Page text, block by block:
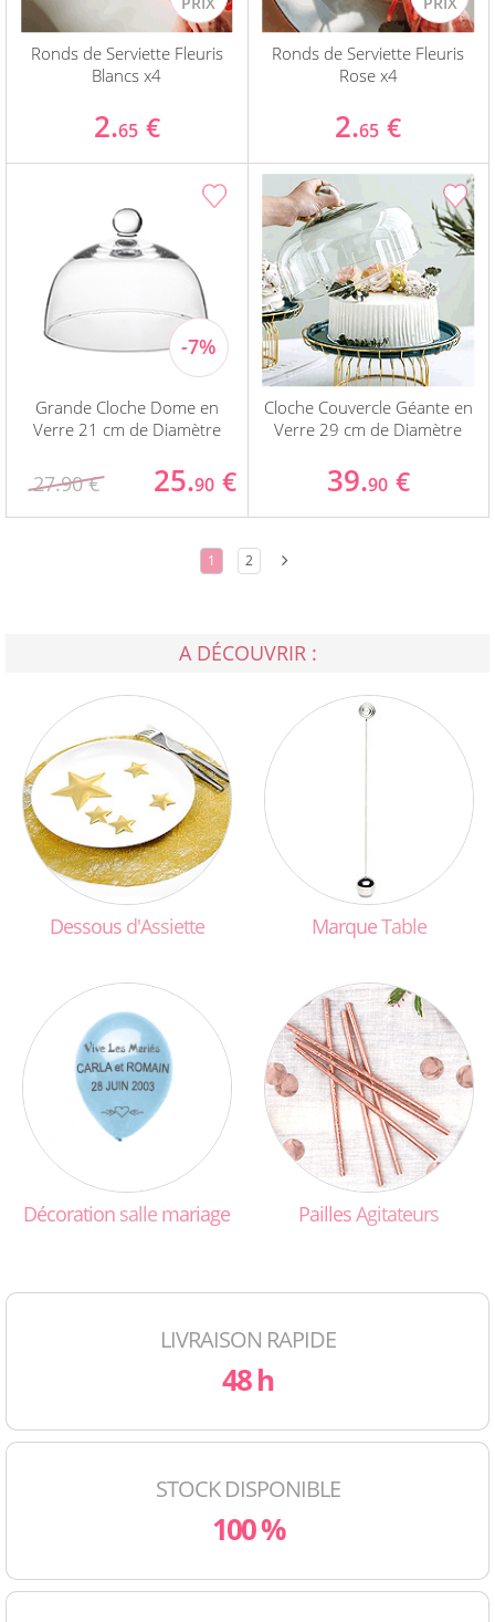
Ronds de Serviette Fleuris
Blancs x4
2.65 €
Ronds de Serviette Fleuris
Rose x4
2.65 €
Grande Cloche Dome en
Verre 21 cm de Diamètre
27.90 € 25.90 €
Cloche Couvercle Géante en
Verre 29 cm de Diamètre
39.90 €
1 2
A DÉCOUVRIR :
Dessous d'Assiette MarqueTable
Décoration salle mariage PaillesAgitateurs
LIVRAISON RAPIDE
48 h
STOCK DISPONIBLE
100 %